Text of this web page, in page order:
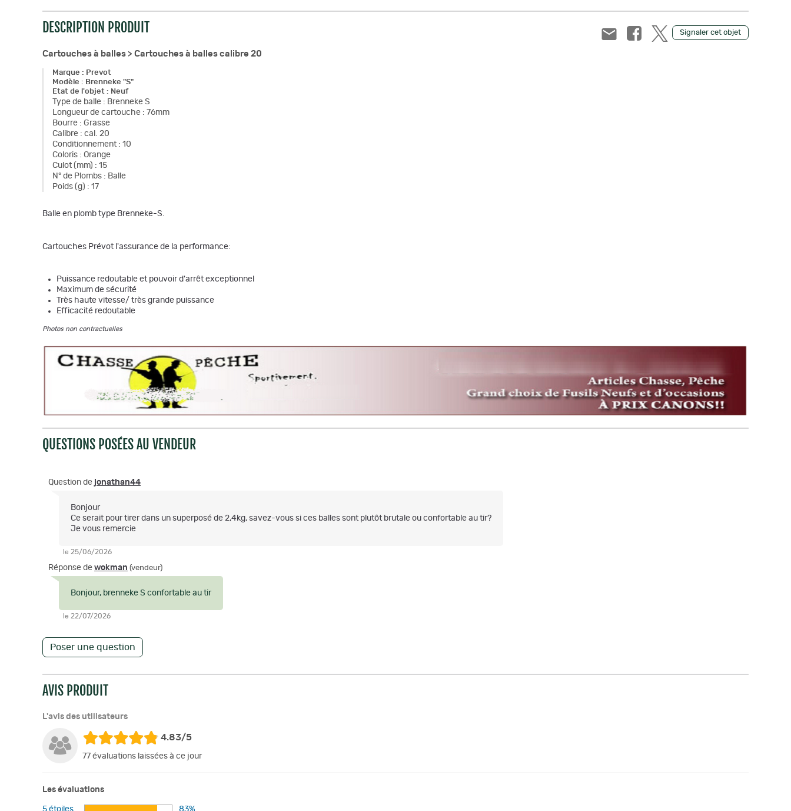
Signaler cet objet
DESCRIPTION PRODUIT
Cartouches à balles > Cartouches à balles calibre 20
Marque : Prevot
Modèle : Brenneke "S"
Etat de l'objet : Neuf
Type de balle : Brenneke S
Longueur de cartouche : 76mm
Bourre : Grasse
Calibre : cal. 20
Conditionnement : 10
Coloris : Orange
Culot (mm) : 15
N° de Plombs : Balle
Poids (g) : 17
Balle en plomb type Brenneke-S.
Cartouches Prévot l'assurance de la performance:
Puissance redoutable et pouvoir d'arrêt exceptionnel
Maximum de sécurité
Très haute vitesse/ très grande puissance
Efficacité redoutable
Photos non contractuelles
QUESTIONS POSÉES AU VENDEUR
Question de jonathan44
Bonjour
Ce serait pour tirer dans un superposé de 2,4kg, savez-vous si ces balles sont plutôt brutale ou confortable au tir?
Je vous remercie
le 25/06/2026
Réponse de wokman (vendeur)
Bonjour, brenneke S confortable au tir
le 22/07/2026
Poser une question
AVIS PRODUIT
L'avis des utilisateurs
4.83/5
77 évaluations laissées à ce jour
Les évaluations